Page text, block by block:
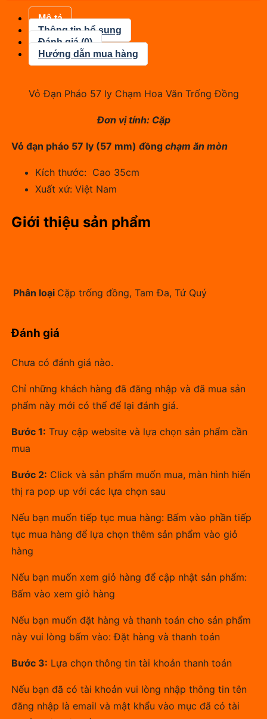
Mô tả
Thông tin bổ sung
Đánh giá (0)
Hướng dẫn mua hàng
Vỏ Đạn Pháo 57 ly Chạm Hoa Văn Trống Đồng
Đơn vị tính: Cặp
Vỏ đạn pháo 57 ly (57 mm) đồng chạm ăn mòn
Kích thước: Cao 35cm
Xuất xứ: Việt Nam
Giới thiệu sản phẩm
Phân loại Cặp trống đồng, Tam Đa, Tứ Quý
Đánh giá
Chưa có đánh giá nào.
Chỉ những khách hàng đã đăng nhập và đã mua sản
phẩm này mới có thể để lại đánh giá.
Bước 1: Truy cập website và lựa chọn sản phẩm cần
mua
Bước 2: Click và sản phẩm muốn mua, màn hình hiển
thị ra pop up với các lựa chọn sau
Nếu bạn muốn tiếp tục mua hàng: Bấm vào phần tiếp
tục mua hàng để lựa chọn thêm sản phẩm vào giỏ
hàng
Nếu bạn muốn xem giỏ hàng để cập nhật sản phẩm:
Bấm vào xem giỏ hàng
Nếu bạn muốn đặt hàng và thanh toán cho sản phẩm
này vui lòng bấm vào: Đặt hàng và thanh toán
Bước 3: Lựa chọn thông tin tài khoản thanh toán
Nếu bạn đã có tài khoản vui lòng nhập thông tin tên
đăng nhập là email và mật khẩu vào mục đã có tài